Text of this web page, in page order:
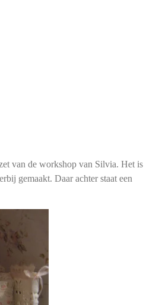
van de workshop van Silvia. Het is
gemaakt. Daar achter staat een